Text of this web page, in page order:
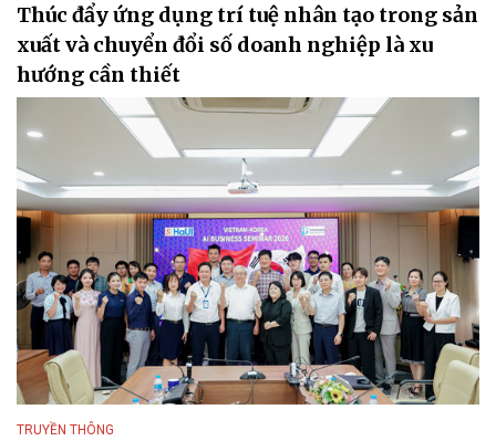
Thúc đẩy ứng dụng trí tuệ nhân tạo trong sản
xuất và chuyển đổi số doanh nghiệp là xu
hướng cần thiết
TRUYỀN THÔNG